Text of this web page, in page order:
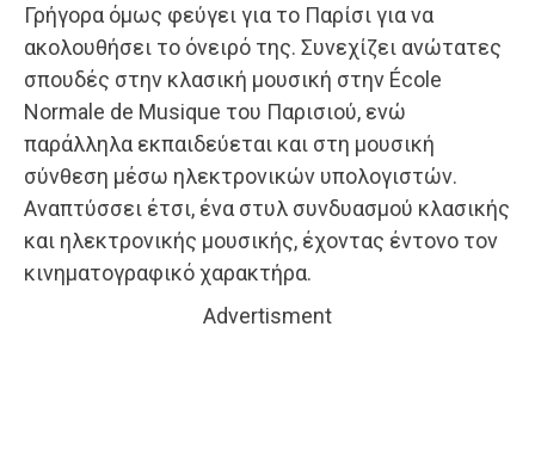
Γρήγορα όμως φεύγει για το Παρίσι για να
ακολουθήσει το όνειρό της. Συνεχίζει ανώτατες
σπουδές στην κλασική μουσική στην École
Normale de Musique του Παρισιού, ενώ
παράλληλα εκπαιδεύεται και στη μουσική
σύνθεση μέσω ηλεκτρονικών υπολογιστών.
Αναπτύσσει έτσι, ένα στυλ συνδυασμού κλασικής
και ηλεκτρονικής μουσικής, έχοντας έντονο τον
κινηματογραφικό χαρακτήρα.
Advertisment